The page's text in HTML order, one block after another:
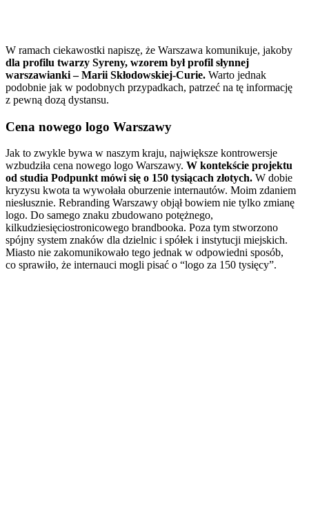
W ramach ciekawostki napiszę, że Warszawa komunikuje, jakoby
dla profilu twarzy Syreny, wzorem był profil słynnej
warszawianki – Marii Skłodowskiej-Curie. Warto jednak
podobnie jak w podobnych przypadkach, patrzeć na tę informację
z pewną dozą dystansu.
Cena nowego logo Warszawy
Jak to zwykle bywa w naszym kraju, największe kontrowersje
wzbudziła cena nowego logo Warszawy. W kontekście projektu
od studia Podpunkt mówi się o 150 tysiącach złotych. W dobie
kryzysu kwota ta wywołała oburzenie internautów. Moim zdaniem
niesłusznie. Rebranding Warszawy objął bowiem nie tylko zmianę
logo. Do samego znaku zbudowano potężnego,
kilkudziesięciostronicowego brandbooka. Poza tym stworzono
spójny system znaków dla dzielnic i spółek i instytucji miejskich.
Miasto nie zakomunikowało tego jednak w odpowiedni sposób,
co sprawiło, że internauci mogli pisać o “logo za 150 tysięcy”.